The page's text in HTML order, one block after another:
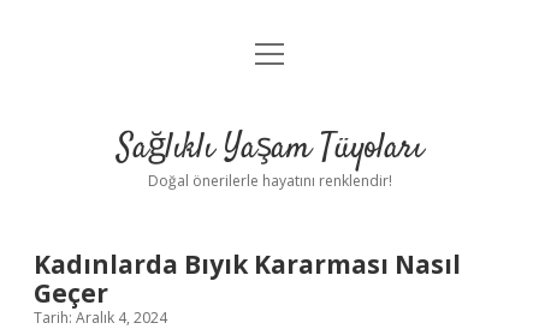
Anasayfa
Yasal Uyarı
menüyü
Sağlıklı Yaşam Tüyoları
Doğal önerilerle hayatını renklendir!
Kadınlarda Bıyık Kararması Nasıl
Geçer
Tarih: Aralık 4, 2024